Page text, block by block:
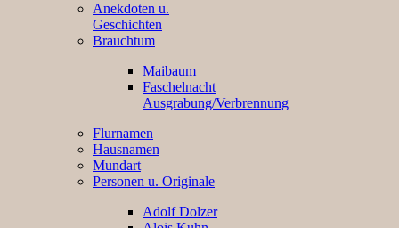
Anekdoten u.
Geschichten
Brauchtum
Maibaum
Faschelnacht
Ausgrabung/Verbrennung
Flurnamen
Hausnamen
Mundart
Personen u. Originale
Adolf Dolzer